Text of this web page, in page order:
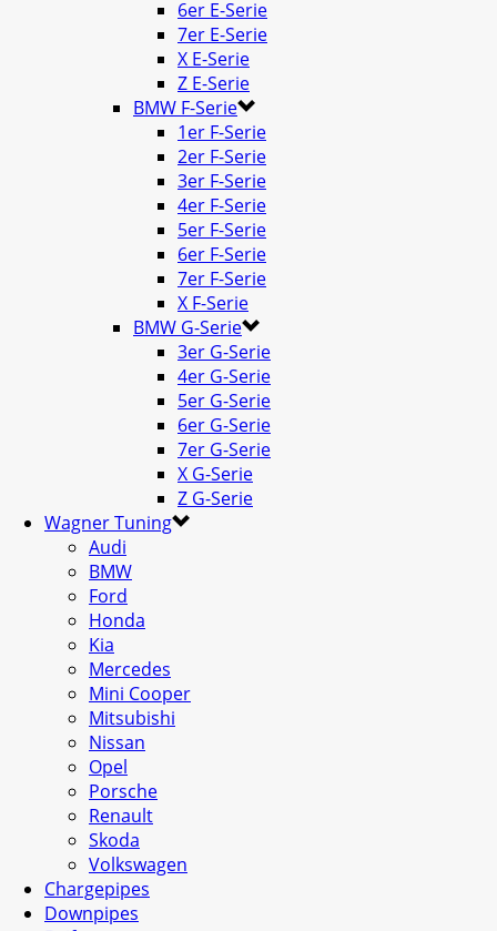
6er E-Serie
7er E-Serie
X E-Serie
Z E-Serie
BMW F-Serie
1er F-Serie
2er F-Serie
3er F-Serie
4er F-Serie
5er F-Serie
6er F-Serie
7er F-Serie
X F-Serie
BMW G-Serie
3er G-Serie
4er G-Serie
5er G-Serie
6er G-Serie
7er G-Serie
X G-Serie
Z G-Serie
Wagner Tuning
Audi
BMW
Ford
Honda
Kia
Mercedes
Mini Cooper
Mitsubishi
Nissan
Opel
Porsche
Renault
Skoda
Volkswagen
Chargepipes
Downpipes